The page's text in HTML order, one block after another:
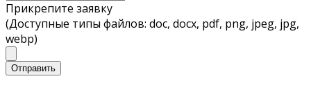
Прикрепите заявку
(Доступные типы файлов: doc, docx, pdf, png, jpeg, jpg,
webp)